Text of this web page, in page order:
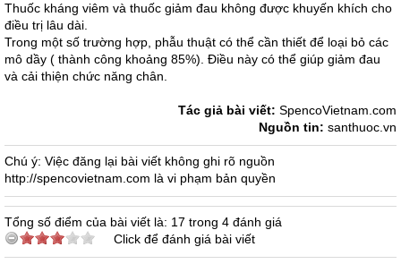
Thuốc kháng viêm và thuốc giảm đau không được khuyến khích cho
điều trị lâu dài.
Trong một số trường hợp, phẫu thuật có thể cần thiết để loại bỏ các
mô dầy ( thành công khoảng 85%). Điều này có thể giúp giảm đau
và cải thiện chức năng chân.
Tác giả bài viết: SpencoVietnam.com
Nguồn tin: santhuoc.vn
Chú ý: Việc đăng lại bài viết không ghi rõ nguồn
http://spencovietnam.com là vi phạm bản quyền
Tổng số điểm của bài viết là: 17 trong 4 đánh giá
Click để đánh giá bài viết